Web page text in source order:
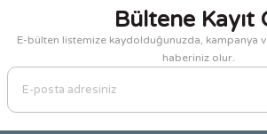
Görüş ve önerileriniz için teşekkür ederiz.
Ürün resmi kalitesiz, bozuk veya
Ürün açıklamasında eksik bilgiler bulunuyor.
Ürün bilgilerinde hatalar bulunuyor.
Bültene Kayıt
E-bülten listemize kaydolduğunuzda, kampanya
haberiniz olur.